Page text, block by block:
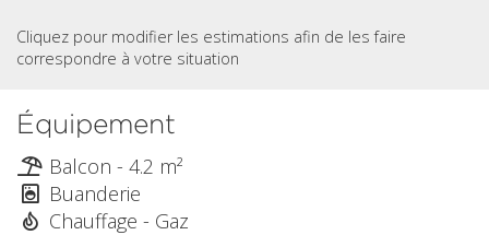
Cliquez pour modifier les estimations afin de les faire
correspondre à votre situation
Équipement
Balcon - 4.2 m²
Buanderie
Chauffage - Gaz